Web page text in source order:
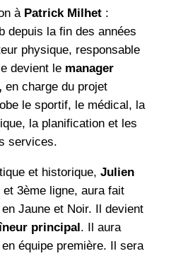
à Patrick Milhet:
depuis la fin des années
physique, responsable
devient le manager
en charge du projet
le sportif, le médical, la
la planification et les
services.
et historique, Julien
3ème ligne, aura fait
Jaune et Noir. Il devient
principal . Il aura
équipe première. Il sera